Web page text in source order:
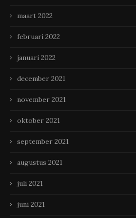
maart 2022
februari 2022
januari 2022
december 2021
november 2021
oktober 2021
september 2021
augustus 2021
juli 2021
juni 2021